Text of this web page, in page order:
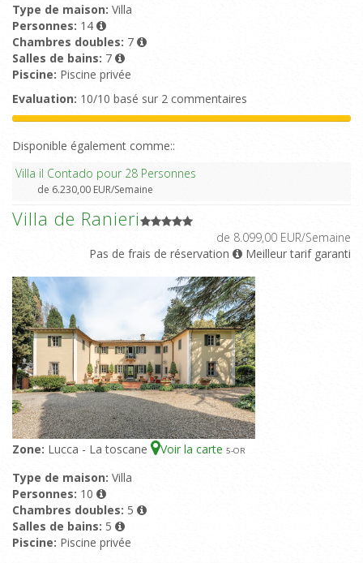
Type de maison: Villa
Personnes: 14
Chambres doubles: 7
Salles de bains: 7
Piscine: Piscine privée
Evaluation: 10/10 basé sur 2 commentaires
Disponible également comme::
Villa il Contado pour 28 Personnes
de 6.230,00 EUR/Semaine
Villa de Ranieri
de 8.099,00 EUR/Semaine
Pas de frais de réservation
Meilleur tarif garanti
Zone: Lucca - La toscane Voir la carte 5-OR
Type de maison: Villa
Personnes: 10
Chambres doubles: 5
Salles de bains: 5
Piscine: Piscine privée